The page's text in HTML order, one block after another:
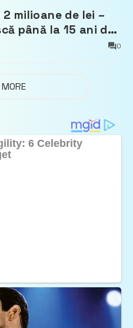
milioane de lei –
până la 15 ani de
0